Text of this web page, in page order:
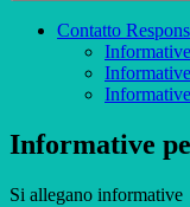
Contatto
Informative
Si allegano informative